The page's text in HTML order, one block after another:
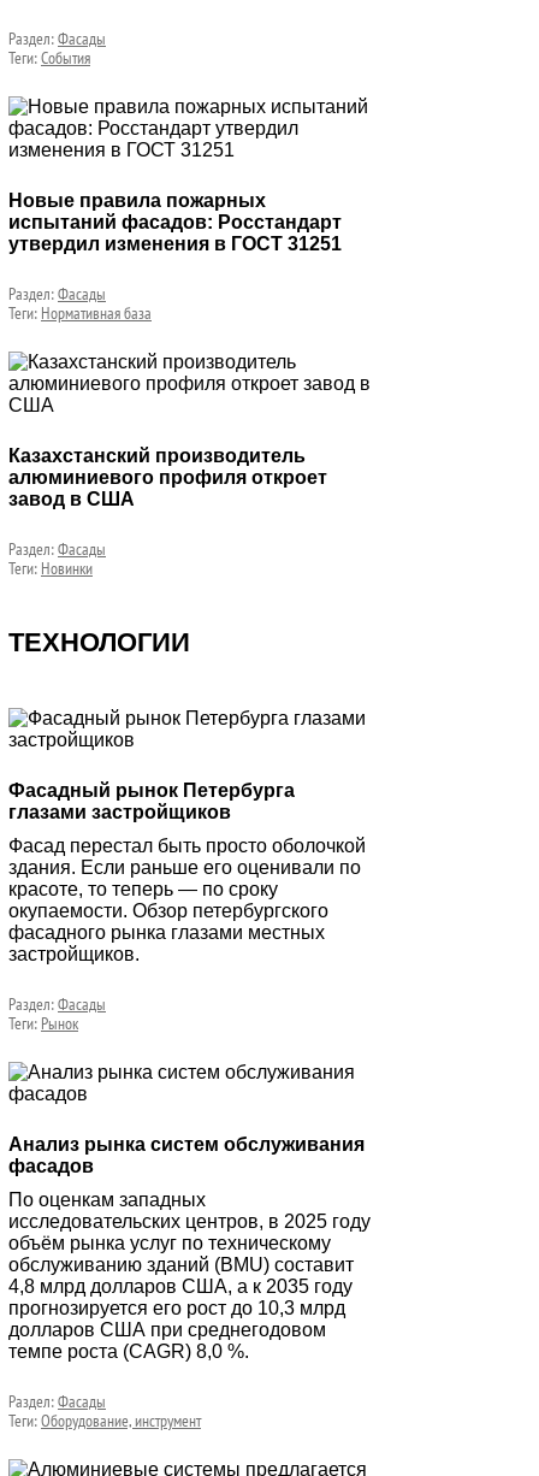
Раздел:Фасады
Теги:События
Новые правила пожарных
испытаний фасадов: Росстандарт
утвердил изменения в ГОСТ 31251
Раздел:Фасады
Теги: Нормативная база
Казахстанский производитель
алюминиевого профиля откроет
завод в США
Раздел:Фасады
Теги: Новинки
ТЕХНОЛОГИИ
Фасадный рынок Петербурга
глазами застройщиков
Фасад перестал быть просто оболочкой
здания. Если раньше его оценивали по
красоте, то теперь — по сроку
окупаемости. Обзор петербургского
фасадного рынка глазами местных
застройщиков.
Раздел:Фасады
Теги: Рынок
Анализ рынка систем обслуживания
фасадов
По оценкам западных
исследовательских центров, в 2025 году
объём рынка услуг по техническому
обслуживанию зданий (BMU) составит
4,8 млрд долларов США, а к 2035 году
прогнозируется его рост до 10,3 млрд
долларов США при среднегодовом
темпе роста (CAGR) 8,0 %.
Раздел:Фасады
Теги:Оборудование, инструмент